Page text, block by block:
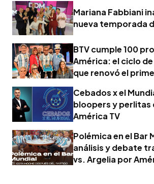
Mariana Fabbiani
nueva temporada
BTV cumple 100
América: el ciclo
que renovó el
Cebados x el
bloopers y perlitas
América TV
Polémica en el Bar
análisis y debate
vs. Argelia por